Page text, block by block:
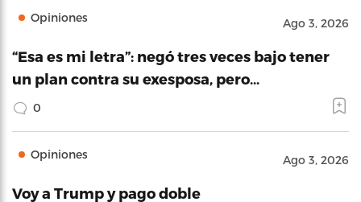
Opiniones Ago 3, 2026
“Esa es mi letra”: negó tres veces bajo tener
un plan contra su exesposa, pero…
0
Opiniones Ago 3, 2026
Voy a Trump y pago doble